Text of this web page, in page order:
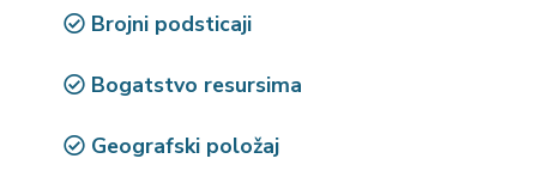
Brojni podsticaji
Bogatstvo resursima
Geografski položaj